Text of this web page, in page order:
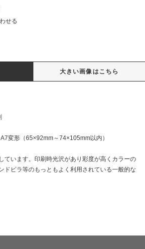
せる
大きい画像はこちら
変形（65×92mm～74×105mm以内）
ています。印刷時光沢があり彩度が高くカラーの
ドビラ等のもっともよく利用されている一般的な